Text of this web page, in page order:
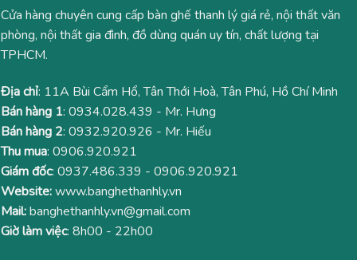
Cửa hàng chuyên cung cấp bàn ghế thanh lý giá rẻ, nội thất văn
phòng, nội thất gia đình, đồ dùng quán uy tín, chất lượng tại
TPHCM.
Địa chỉ: 11A Bùi Cẩm Hổ, Tân Thới Hoà, Tân Phú, Hồ Chí Minh
Bán hàng 1: 0934.028.439 - Mr. Hưng
Bán hàng 2: 0932.920.926 - Mr. Hiếu
Thu mua: 0906.920.921
Giám đốc: 0937.486.339 - 0906.920.921
Website:www.banghethanhly.vn
Mail:banghethanhly.vn@gmail.com
Giờ làm việc: 8h00 - 22h00